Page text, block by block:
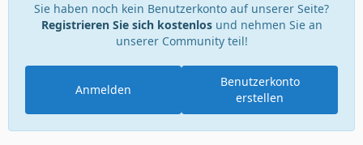
Sie haben noch kein Benutzerkonto auf unserer Seite?
Registrieren Sie sich kostenlosund nehmen Sie an
unserer Community teil!
Benutzerkonto
erstellen
Anmelden